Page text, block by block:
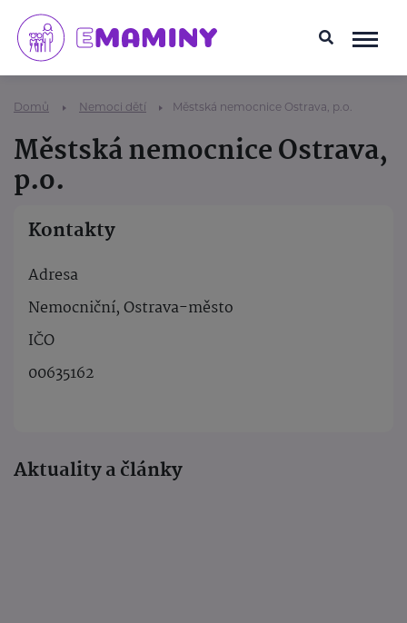
Domů Nemoci dětí Městská nemocnice Ostrava, p.o.
Městská nemocnice Ostrava,
p.o.
Kontakty
Adresa
Nemocniční, Ostrava-město
IČO
00635162
Aktuality a články